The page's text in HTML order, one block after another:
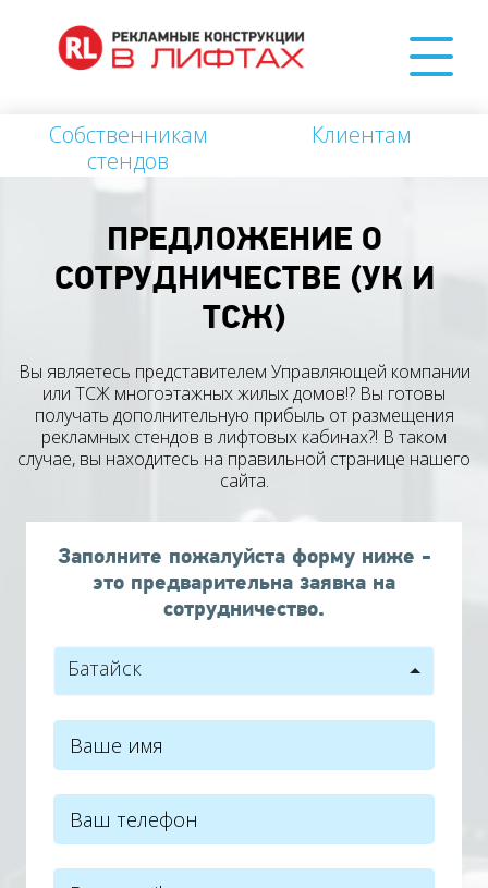
Собственникам
стендов
Клиентам
ПРЕДЛОЖЕНИЕ О
СОТРУДНИЧЕСТВЕ (УК И
ТСЖ)
Вы являетесь представителем Управляющей компании
или ТСЖ многоэтажных жилых домов!? Вы готовы
получать дополнительную прибыль от размещения
рекламных стендов в лифтовых кабинах?! В таком
случае, вы находитесь на правильной странице нашего
сайта.
Заполните пожалуйста форму ниже -
это предварительна заявка на
сотрудничество.
Батайск